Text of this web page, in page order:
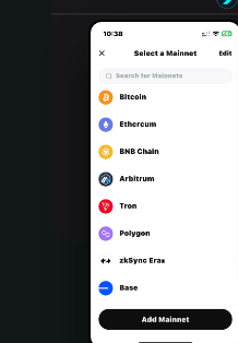
Português (Portugal)
Bahasa Indonesia
Português (Brasil)
Español (Argentina)